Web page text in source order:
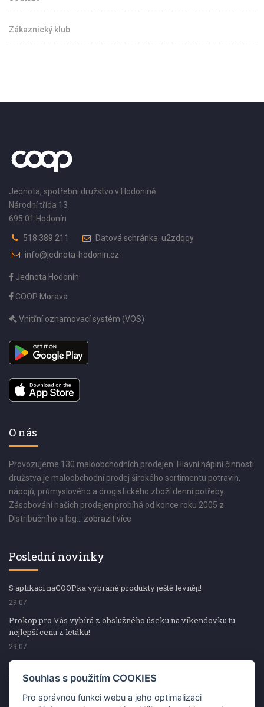
Zákaznický klub
Jednota, spotřební družstvo v Hodoníně
Národní třída 13
695 01 Hodonín
518 389 211
Datová schránka: u2zdqqy
info@jednota-hodonin.cz
Jednota Hodonín
COOP Morava
Vnitřní oznamovací systém (VOS)
O nás
Provozujeme 130 maloobchodních prodejen. Hlavní náplní činnosti
družstva je maloobchodní prodej širokého sortimentu potravin,
nápojů, průmyslového a drogistického zboží denní potřeby.
Zásobování našich prodejen probíhá od konce roku 2005 z
Distribučního a log... zobrazit více
Poslední novinky
S aplikací naCOOPka vybrané produkty ještě levněji!
29.07
Prokop pro Vás vybírá z obslužného úseku na víkendovku tu
nejlepší cenu z letáku!
29.07
Prokop pro Vás vybírá z obslužného úseku na víkendovku tu
nejlepší cenu z letáku!
Souhlas s použitím COOKIES
Pro správnou funkci webu a jeho optimalizaci